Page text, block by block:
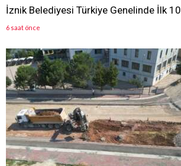
İznik Belediyesi Türkiye Genelinde İlk
6 saat önce